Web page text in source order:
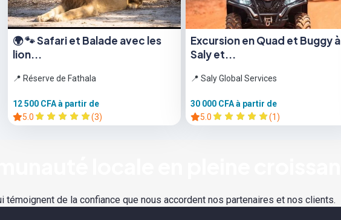
🌍 🐾 Safari et Balade avec les
lion...
📍 Réserve de Fathala
12 500 CFAà partir de
5.0
(3)
Excursion en Quad et Buggy à
Saly et...
📍 Saly Global Services
30 000 CFAà partir de
5.0
(1)
témoignent de la confiance que nous accordent nos partenaires et nos clients.